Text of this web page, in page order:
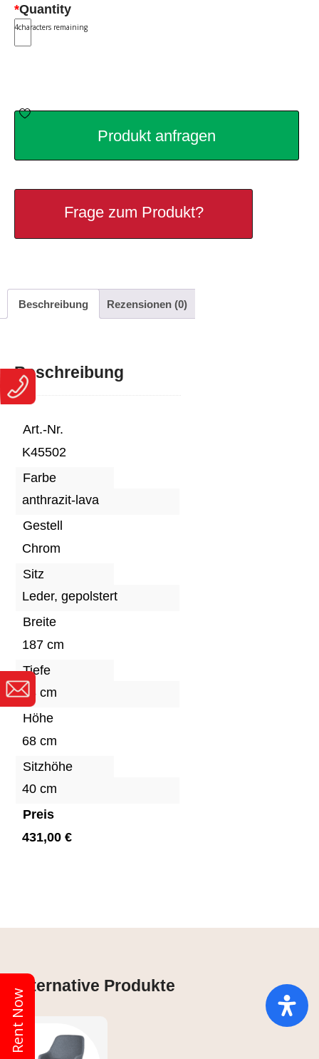
Rent Now
*Quantity
4characters remaining
Produkt anfragen
Frage zum Produkt?
Beschreibung Rezensionen (0)
Beschreibung
Art.-Nr.
K45502
Farbe
anthrazit-lava
Gestell
Chrom
Sitz
Leder, gepolstert
Breite
187 cm
Tiefe
88 cm
Höhe
68 cm
Sitzhöhe
40 cm
Preis
431,00 €
Alternative Produkte